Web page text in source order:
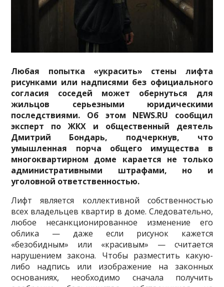
Любая попытка «украсить» стены лифта
рисунками или надписями без официального
согласия соседей может обернуться для
жильцов серьезными юридическими
последствиями. Об этом NEWS.RU сообщил
эксперт по ЖКХ и общественный деятель
Дмитрий Бондарь, подчеркнув, что
умышленная порча общего имущества в
многоквартирном доме карается не только
административными штрафами, но и
уголовной ответственностью.
Лифт является коллективной собственностью
всех владельцев квартир в доме. Следовательно,
любое несанкционированное изменение его
облика — даже если рисунок кажется
«безобидным» или «красивым» — считается
нарушением закона. Чтобы разместить какую-
либо надпись или изображение на законных
основаниях, необходимо сначала получить